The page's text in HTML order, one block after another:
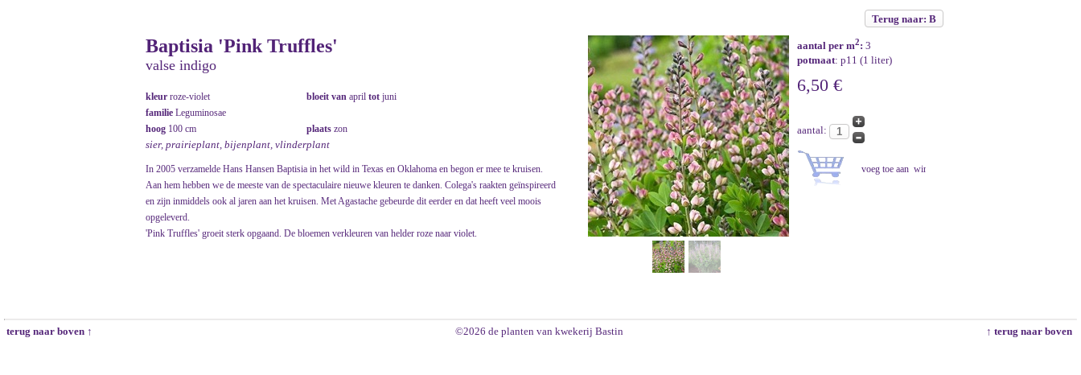
Terug naar: B
Baptisia 'Pink Truffles'
valse indigo
kleur roze-violet bloeit van april tot juni
familie Leguminosae
hoog 100 cm plaats zon
sier, prairieplant, bijenplant, vlinderplant
In 2005 verzamelde Hans Hansen Baptisia in het wild in Texas en Oklahoma en begon er mee te kruisen.
Aan hem hebben we de meeste van de spectaculaire nieuwe kleuren te danken. Colega's raakten geïnspireerd
en zijn inmiddels ook al jaren aan het kruisen. Met Agastache gebeurde dit eerder en dat heeft veel moois
opgeleverd.
'Pink Truffles' groeit sterk opgaand. De bloemen verkleuren van helder roze naar violet.
aantal per m2: 3
potmaat: p11 (1 liter)
6,50 €
aantal:
terug naar boven ↑ ©2026 de planten van kwekerij Bastin ↑ terug naar boven